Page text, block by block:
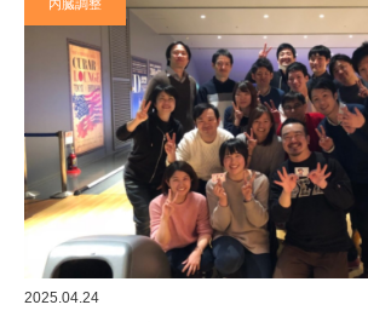
内臓調整
2025.04.24